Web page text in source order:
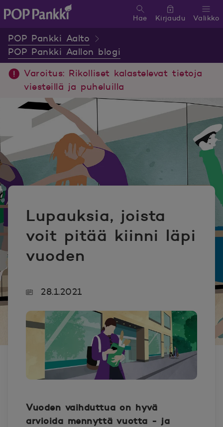
Valikko
Hae Kirjaudu
POP Pankki Aalto
POP Pankki Aallon blogi
Varoitus: Rikolliset kalastelevat tietoja
viesteillä ja puheluilla
Lupauksia, joista
voit pitää kiinni läpi
vuoden
28.1.2021
Vuoden vaihduttua on hyvä
arvioida mennyttä vuotta - ja